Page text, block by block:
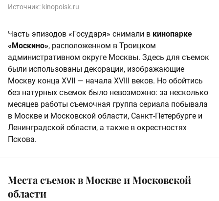
Источник: kinopoisk.ru
Часть эпизодов «Государя» снимали в кинопарке
«Москино», расположенном в Троицком
административном округе Москвы. Здесь для съемок
были использованы декорации, изображающие
Москву конца XVII — начала XVIII веков. Но обойтись
без натурных съемок было невозможно: за несколько
месяцев работы съемочная группа сериала побывала
в Москве и Московской области, Санкт-Петербурге и
Ленинградской области, а также в окрестностях
Пскова.
Места съемок в Москве и Московской
области